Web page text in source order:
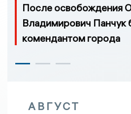
После освобождения
Владимирович Панчук
комендантом города
АВГУСТ